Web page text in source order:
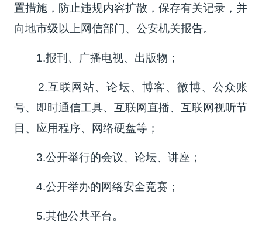
置措施，防止违规内容扩散，保存有关记录，并
向地市级以上网信部门、公安机关报告。
1.报刊、广播电视、出版物；
2.互联网站、论坛、博客、微博、公众账
号、即时通信工具、互联网直播、互联网视听节
目、应用程序、网络硬盘等；
3.公开举行的会议、论坛、讲座；
4.公开举办的网络安全竞赛；
5.其他公共平台。